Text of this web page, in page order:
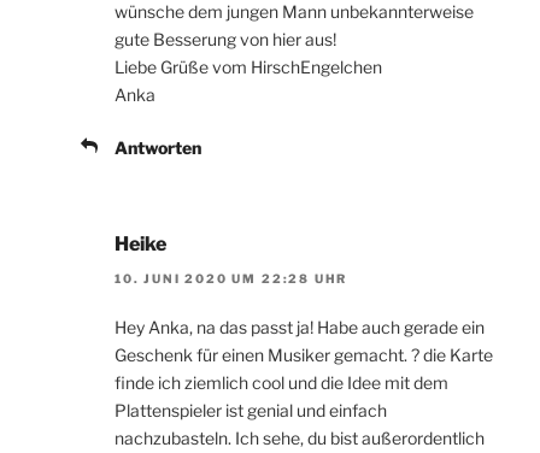
wünsche dem jungen Mann unbekannterweise
gute Besserung von hier aus!
Liebe Grüße vom HirschEngelchen
Anka
Antworten
Heike
10. JUNI 2020 UM 22:28 UHR
Hey Anka, na das passt ja! Habe auch gerade ein
Geschenk für einen Musiker gemacht. ? die Karte
finde ich ziemlich cool und die Idee mit dem
Plattenspieler ist genial und einfach
nachzubasteln. Ich sehe, du bist außerordentlich